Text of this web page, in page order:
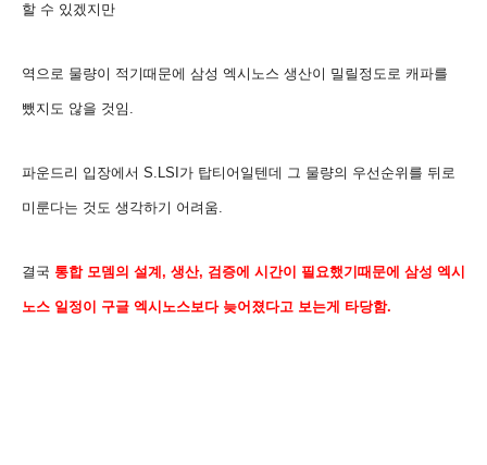
할 수 있겠지만
역으로 물량이 적기때문에 삼성 엑시노스 생산이 밀릴정도로 캐파를
뺐지도 않을 것임.
파운드리 입장에서 S.LSI가 탑티어일텐데 그 물량의 우선순위를 뒤로
미룬다는 것도 생각하기 어려움.
결국 통합 모뎀의 설계, 생산, 검증에 시간이 필요했기때문에 삼성 엑시
노스 일정이 구글 엑시노스보다 늦어졌다고 보는게 타당함.